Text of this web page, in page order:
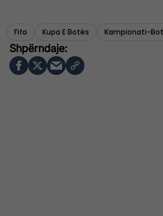
Fifa Kupa E Botës Kampionati-